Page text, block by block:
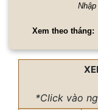
Xem theo tháng:
*Click vào